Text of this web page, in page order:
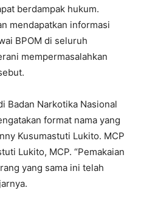
berdampak hukum.
mendapatkan informasi
BPOM di seluruh
mempermasalahkan
Badan Narkotika Nasional
format nama yang
Kusumastuti Lukito. MCP
Lukito, MCP. “Pemakaian
yang sama ini telah